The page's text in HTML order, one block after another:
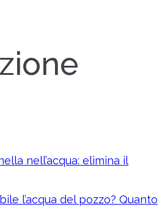
nell’acqua: elimina il
l’acqua del pozzo? Quanto